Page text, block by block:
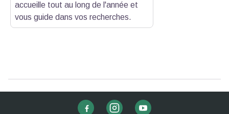
accueille tout au long de l'année et
vous guide dans vos recherches.